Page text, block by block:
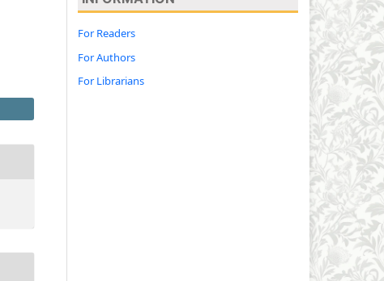
For Readers
For Authors
For Librarians